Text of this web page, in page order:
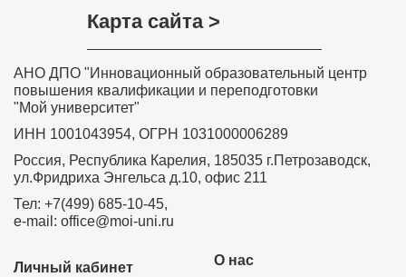
Карта сайта >
АНО ДПО "Инновационный образовательный центр
повышения квалификации и переподготовки
"Мой университет"
ИНН 1001043954, ОГРН 1031000006289
Россия, Республика Карелия, 185035 г.Петрозаводск,
ул.Фридриха Энгельса д.10, офис 211
Тел: +7(499) 685-10-45,
e-mail: office@moi-uni.ru
О нас
Личный кабинет